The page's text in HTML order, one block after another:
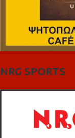
NRG SPORTS